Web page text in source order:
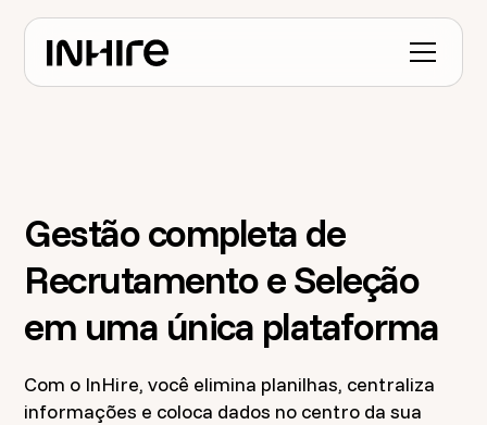
Gestão completa de
Recrutamento e Seleção
em uma única plataforma
Com o InHire, você elimina planilhas, centraliza
informações e coloca dados no centro da sua